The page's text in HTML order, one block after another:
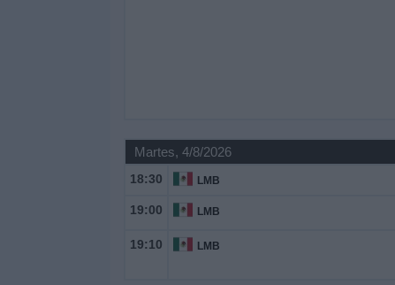
Martes, 4/8/2026
18:30 LMB
19:00 LMB
19:10 LMB